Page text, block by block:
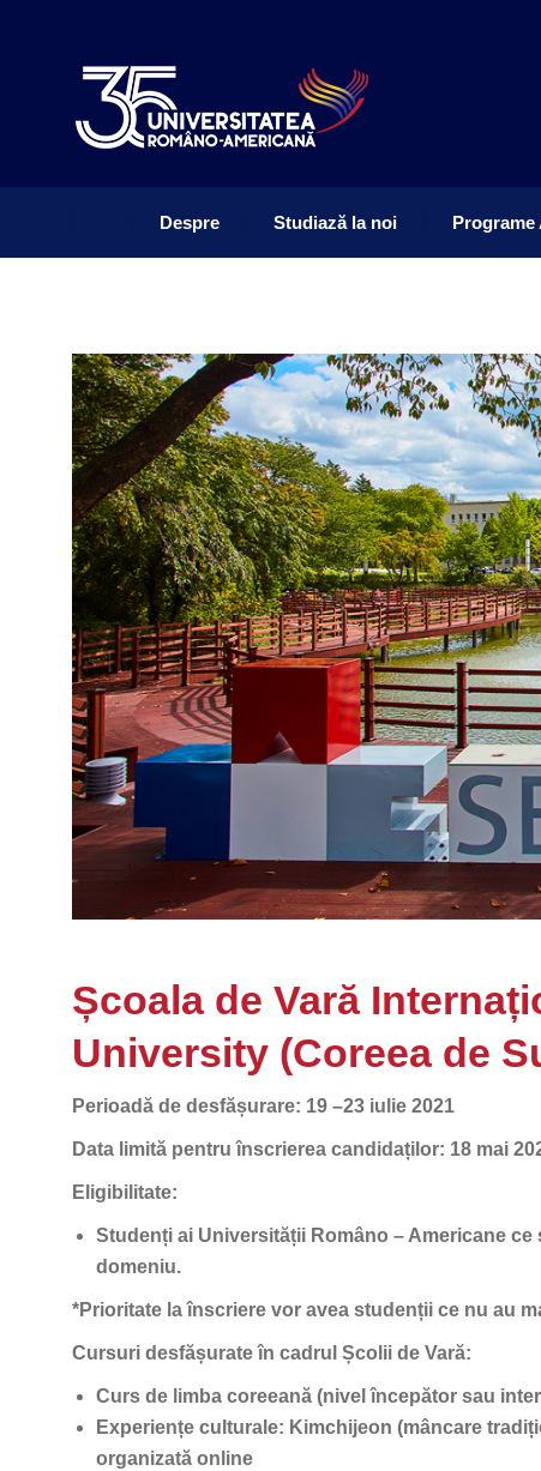
Despre Studiază la noi Programe
Școala de Vară
University (Coreea de
Perioadă de desfășurare: 19 –23 iulie 2021
Data limită pentru înscrierea candidaților: 18 mai
Eligibilitate:
Studenți ai Universității Româno – Americane
domeniu.
*Prioritate la înscriere vor avea studenții ce nu au
Cursuri desfășurate în cadrul Școlii de Vară:
Curs de limba coreeană (nivel începător sau
Experiențe culturale: Kimchijeon (mâncare
organizată online